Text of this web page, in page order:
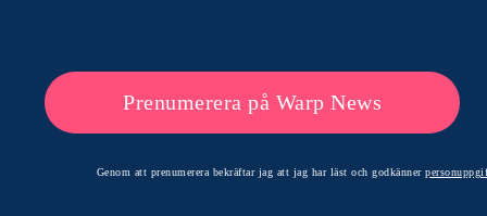
Prenumerera på Warp News
Genom att prenumerera bekräftar jag att jag har läst och godkänner